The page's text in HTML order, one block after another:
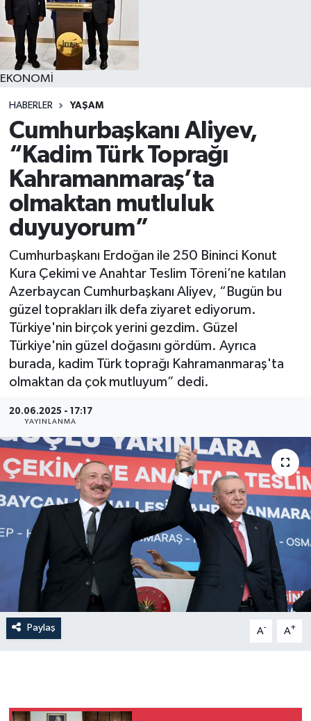
EKONOMİ
HABERLER YAŞAM
Cumhurbaşkanı Aliyev,
“Kadim Türk Toprağı
Kahramanmaraş’ta
olmaktan mutluluk
duyuyorum”
Cumhurbaşkanı Erdoğan ile 250 Bininci Konut
Kura Çekimi ve Anahtar Teslim Töreni’ne katılan
Azerbaycan Cumhurbaşkanı Aliyev, “Bugün bu
güzel toprakları ilk defa ziyaret ediyorum.
Türkiye'nin birçok yerini gezdim. Güzel
Türkiye'nin güzel doğasını gördüm. Ayrıca
burada, kadim Türk toprağı Kahramanmaraş'ta
olmaktan da çok mutluyum” dedi.
20.06.2025 - 17:17
YAYINLANMA
Paylaş A- A+
YAŞAM